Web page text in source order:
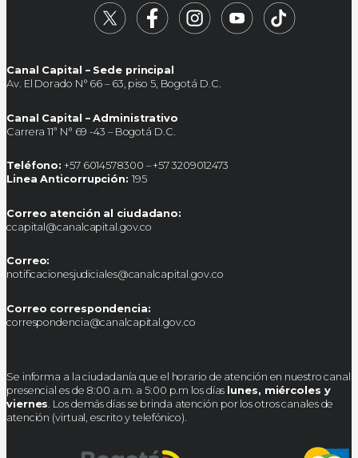
Canal Capital – Sede principal
Av. El Dorado N° 66 – 63, piso 5, Bogotá D.C.
Canal Capital – Administrativo
Carrera 11ª N° 69 -43 – Bogotá D.C.
Teléfono: +57 6014578300 – +57 3209012473
Linea Anticorrupción: 195
Correo atención al ciudadano:
ccapital@canalcapital.gov.co
Correo:
notificacionesjudiciales@canalcapital.gov.co
Correo correspondencia:
correspondencia@canalcapital.gov.co
Se informa a la ciudadanía que el horario de atención en nuestro canal
presencial es de 8:00 a.m. a 5:00 p.m los días lunes, miércoles y
viernes. Los demás días se brinda atención por los otros canales de
atención (virtual, escrito y telefónico).